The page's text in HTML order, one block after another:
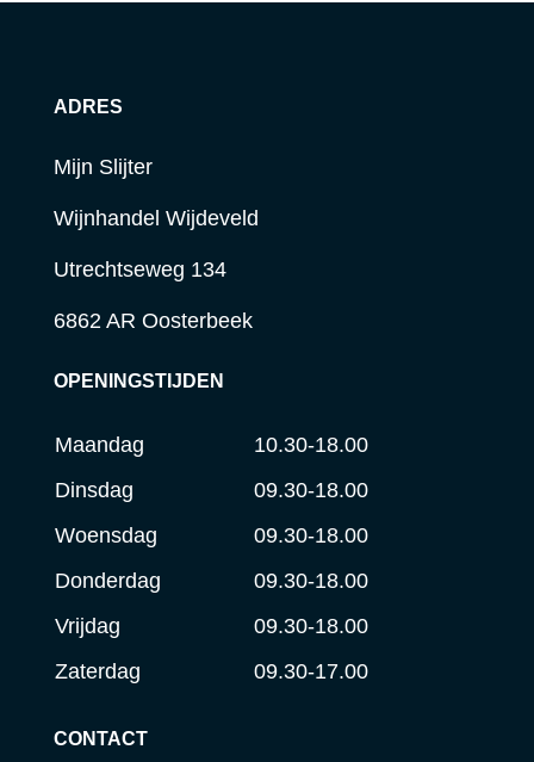
ADRES
Mijn Slijter
Wijnhandel Wijdeveld
Utrechtseweg 134
6862 AR Oosterbeek
OPENINGSTIJDEN
Maandag
10.30-18.00
Dinsdag
09.30-18.00
Woensdag
09.30-18.00
Donderdag
09.30-18.00
Vrijdag
09.30-18.00
Zaterdag
09.30-17.00
CONTACT